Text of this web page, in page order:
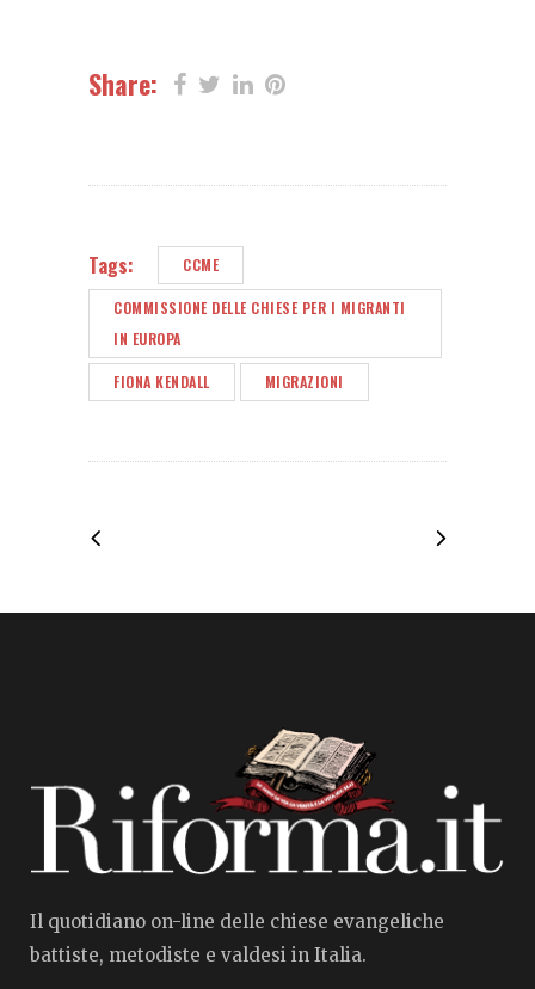
Share:
Tags: CCME
COMMISSIONE DELLE CHIESE PER I MIGRANTI
IN EUROPA
FIONA KENDALL MIGRAZIONI
Il quotidiano on-line delle chiese evangeliche
battiste, metodiste e valdesi in Italia.